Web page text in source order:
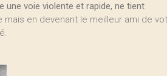
une voie violente et rapide, ne tient
en devenant le meilleur ami de